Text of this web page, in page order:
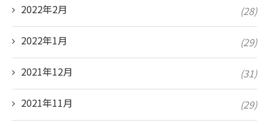
2022年2月 (28)
2022年1月 (29)
2021年12月 (31)
2021年11月 (29)